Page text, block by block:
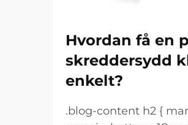
Hvordan få en
skreddersydd
enkelt?
.blog-content h2 {